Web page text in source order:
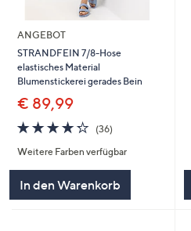
diese
anzuzeigen.
ANGEBOT
STRANDFEIN 7/8-Hose
elastisches Material
Blumenstickerei gerades Bein
€ 89,99
4.2
von
5
(36)36
Weitere Farben verfügbar
In den Warenkorb